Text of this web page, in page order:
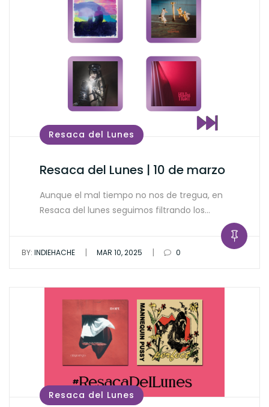
Resaca del Lunes
Resaca del Lunes | 10 de marzo
Aunque el mal tiempo no nos de tregua, en
Resaca del lunes seguimos filtrando los…
BY: INDIEHACHE | MAR 10, 2025 | 0
Resaca del Lunes